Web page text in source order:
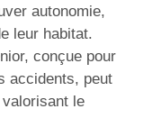
autonomie,
leur habitat.
conçue pour
accidents, peut
le